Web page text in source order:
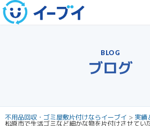
BLOG
ブログ
不用品回収・ゴミ屋敷片付けならイーブイ > 実績
松原市で生活ゴミなど細かな物を片付けさせてい